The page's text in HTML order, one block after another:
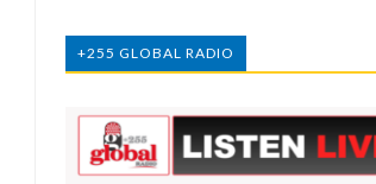
+255 GLOBAL RADIO